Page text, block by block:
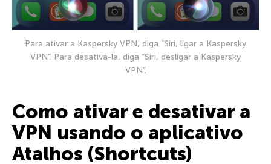
Para ativar a Kaspersky VPN, diga “Siri, ligar a Kaspersky
VPN”. Para desativá-la, diga “Siri, desligar a Kaspersky
VPN”.
Como ativar e desativar a
VPN usando o aplicativo
Atalhos (Shortcuts)